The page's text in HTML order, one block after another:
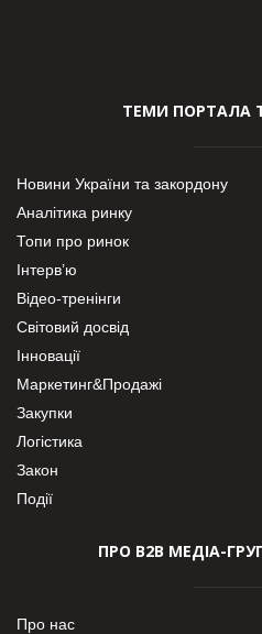
ТЕМИ ПОРТАЛА
Новини України та закордону
Аналітика ринку
Топи про ринок
Інтерв’ю
Відео-тренінги
Світовий досвід
Інновації
Маркетинг&Продажі
Закупки
Логістика
Закон
Події
ПРО В2В МЕДІА-
Про нас